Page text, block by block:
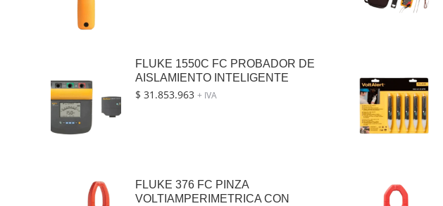
FLUKE 1550C FC PROBADOR DE
AISLAMIENTO INTELIGENTE
$ 31.853.963 + IVA
FLUKE 376 FC PINZA
VOLTIAMPERIMETRICA CON